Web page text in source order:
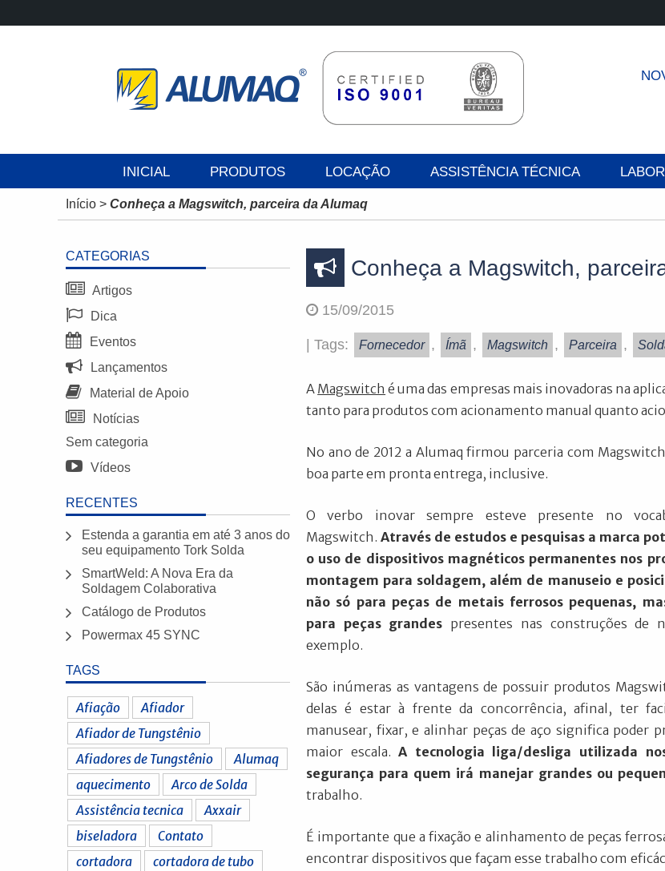
INICIAL PRODUTOS LOCAÇÃO ASSISTÊNCIA TÉCNICA
Início > Conheça a Magswitch, parceira da Alumaq
CATEGORIAS
Artigos
Dica
Eventos
Lançamentos
Material de Apoio
Notícias
Sem categoria
Vídeos
RECENTES
Estenda a garantia em até 3 anos do
seu equipamento Tork Solda
SmartWeld: A Nova Era da
Soldagem Colaborativa
Catálogo de Produtos
Powermax 45 SYNC
TAGS
Afiação
Afiador
Afiador de Tungstênio
Afiadores de Tungstênio
Alumaq
aquecimento
Arco de Solda
Assistência tecnica
Axxair
biseladora
Contato
cortadora
cortadora de tubo
Conheça a Magswitch,
15/09/2015
| Tags: Fornecedor , Ímã , Magswitch , Parceira ,
A Magswitch é uma das empresas mais inovadoras na
tanto para produtos com acionamento manual quanto
No ano de 2012 a Alumaq firmou parceria com
boa parte em pronta entrega, inclusive.
O verbo inovar sempre esteve presente no
Magswitch. Através de estudos e pesquisas a marca
o uso de dispositivos magnéticos permanentes nos
montagem para soldagem, além de manuseio e
não só para peças de metais ferrosos pequenas,
para peças grandes presentes nas construções de
exemplo.
São inúmeras as vantagens de possuir produtos
delas é estar à frente da concorrência, afinal, ter
manusear, fixar, e alinhar peças de aço significa poder
maior escala.A tecnologia liga/desliga utilizada
segurança para quem irá manejar grandes ou
trabalho.
É importante que a fixação e alinhamento de peças
encontrar dispositivos que façam esse trabalho com